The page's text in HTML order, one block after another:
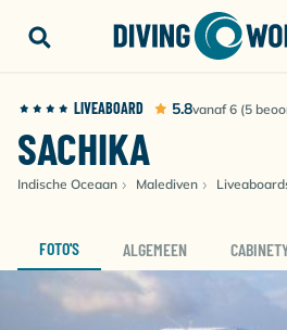
LIVEABOARD 5.8vanaf 6 (5
SACHIKA
Indische Oceaan Malediven
FOTO'S ALGEMEEN